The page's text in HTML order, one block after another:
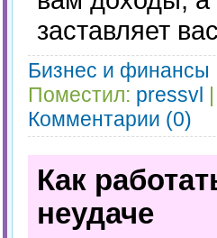
заставляет
Бизнес и финансы
Поместил: pressvl
Комментарии (0)
Как
неудаче